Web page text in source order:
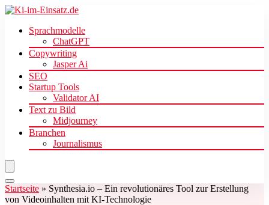
Sprachmodelle
ChatGPT
Copywriting
Jasper Ai
SEO
Startup Tools
Validator AI
Text zu Bild
Midjourney
Branchen
Journalismus
Startseite » Synthesia.io – Ein revolutionäres Tool zur Erstellung
von Videoinhalten mit KI-Technologie